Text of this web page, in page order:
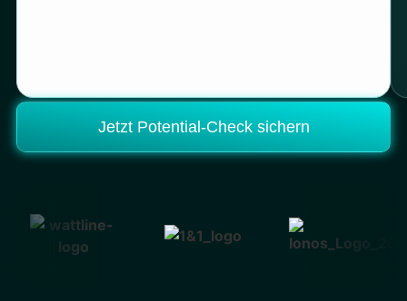
Jetzt Potential-Check sichern